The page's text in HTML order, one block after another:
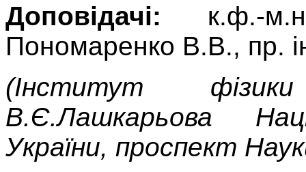
Доповідачі: к.ф.-
Пономаренко В.В., пр.
(Інститут фізики
В.Є.Лашкарьова
України, проспект